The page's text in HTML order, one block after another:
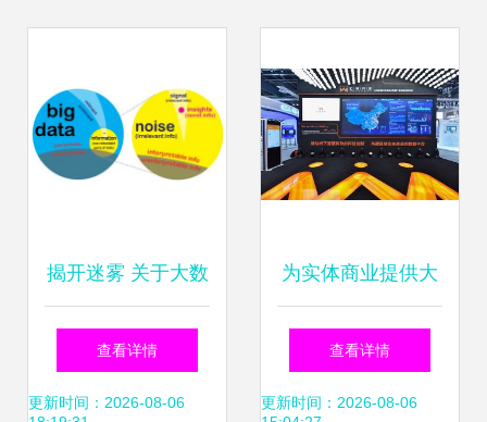
揭开迷雾 关于大数
据的常见误解与真
实的大数据服务
查看详情
更新时间：2026-08-06
为实体商业提供大
数据产品服务，汇
纳科技或将为商业
查看详情
更新时间：2026-08-06